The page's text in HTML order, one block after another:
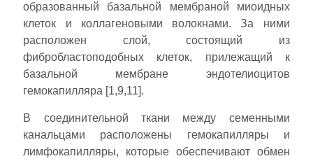
образованный базальной мембраной миоидных
клеток и коллагеновыми волокнами. За ними
расположен слой, состоящий из
фибробластоподобных клеток, прилежащий к
базальной мембране эндотелиоцитов
гемокапилляра [1,9,11].
В соединительной ткани между семенными
канальцами расположены гемокапилляры и
лимфокапилляры, которые обеспечивают обмен